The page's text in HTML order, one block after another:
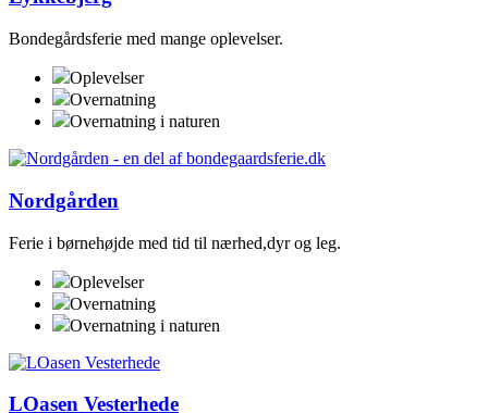
Bondegårdsferie med mange oplevelser.
Oplevelser
Overnatning
Overnatning i naturen
Nordgården
Ferie i børnehøjde med tid til nærhed,dyr og leg.
Oplevelser
Overnatning
Overnatning i naturen
LOasen Vesterhede